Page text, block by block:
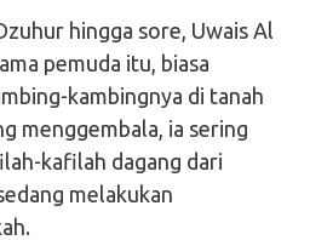
hingga sore, Uwais Al
pemuda itu, biasa
kambingnya di tanah
menggembala, ia sering
kafilah dagang dari
melakukan